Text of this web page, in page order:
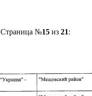
Страница №15 из 21: